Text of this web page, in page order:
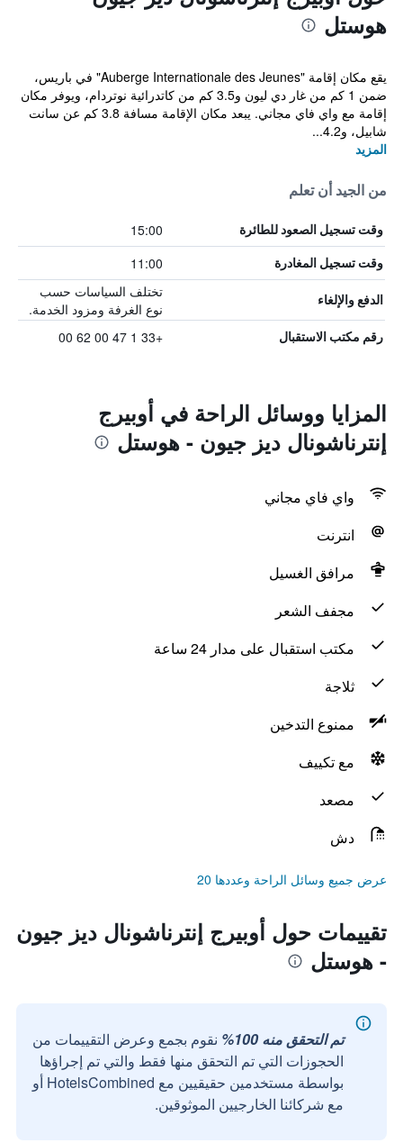
هوستل
يقع مكان إقامة "Auberge Internationale des Jeunes" في باريس،
ضمن 1 كم من غار دي ليون و3.5 كم من كاتدرائية نوتردام، ويوفر مكان
إقامة مع واي فاي مجاني. يبعد مكان الإقامة مسافة 3.8 كم عن سانت
شابيل، و4.2...
المزيد
من الجيد أن تعلم
وقت تسجيل الصعود للطائرة 15:00
وقت تسجيل المغادرة 11:00
الدفع والإلغاء
تختلف السياسات حسب
نوع الغرفة ومزود الخدمة.
رقم مكتب الاستقبال +33 1 47 00 62 00
المزايا ووسائل الراحة في أوبيرج
إنترناشونال ديز جيون - هوستل
واي فاي مجاني
انترنت
مرافق الغسيل
مجفف الشعر
مكتب استقبال على مدار 24 ساعة
ثلاجة
ممنوع التدخين
مع تكييف
مصعد
دش
عرض جميع وسائل الراحة وعددها 20
تقييمات حول أوبيرج إنترناشونال ديز جيون
- هوستل
تم التحقق منه 100%
نقوم بجمع وعرض التقييمات من
الحجوزات التي تم التحقق منها فقط والتي تم إجراؤها
بواسطة مستخدمين حقيقيين مع HotelsCombined أو
مع شركائنا الخارجيين الموثوقين.